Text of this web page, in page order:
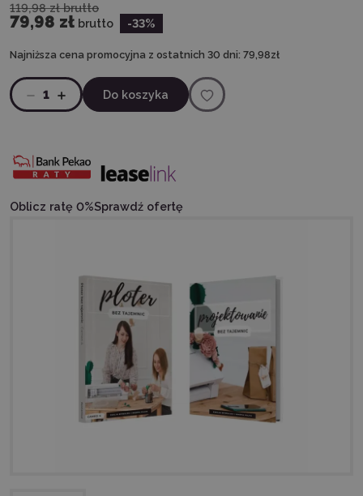
119,98 zł brutto
79,98 zł brutto -33%
Najniższa cena promocyjna z ostatnich 30 dni: 79,98zł
1 Do koszyka
Oblicz ratę 0%Sprawdź ofertę